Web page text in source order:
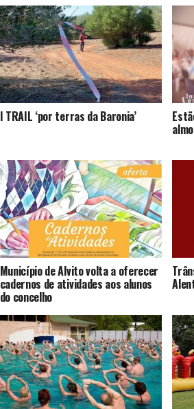
I TRAIL ‘por terras da Baronia’
Município de Alvito volta a oferecer
cadernos de atividades aos alunos
do concelho